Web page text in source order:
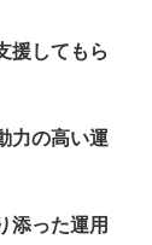
援してもら
力の高い運
添った運用